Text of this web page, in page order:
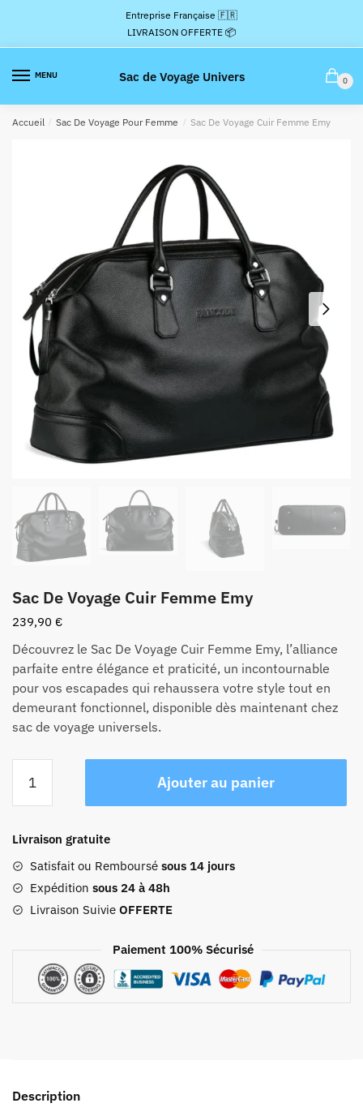
la
navigation
contenu
Entreprise Française 🇫🇷
LIVRAISON OFFERTE 📦
MENU Sac de Voyage Univers 0
Accueil / Sac De Voyage Pour Femme / Sac De Voyage Cuir Femme Emy
Sac De Voyage Cuir Femme Emy
239,90 €
Découvrez le Sac De Voyage Cuir Femme Emy, l’alliance
parfaite entre élégance et praticité, un incontournable
pour vos escapades qui rehaussera votre style tout en
demeurant fonctionnel, disponible dès maintenant chez
sac de voyage universels.
Sac
Voyage
Cuir
Femme
Emy
Ajouter au panier
Livraison gratuite
Satisfait ou Remboursé sous 14 jours
Expédition sous 24 à 48h
Livraison Suivie OFFERTE
Paiement 100% Sécurisé
Description